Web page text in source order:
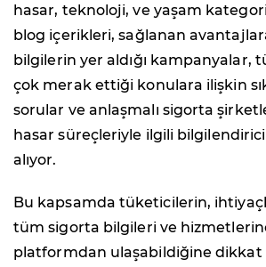
hasar, teknoloji, ve yaşam
blog içerikleri, sağlanan
bilgilerin yer aldığı kampanyalar,
çok merak ettiği konulara ilişkin
sorular ve anlaşmalı sigorta
hasar süreçleriyle ilgili
alıyor.
Bu kapsamda tüketicilerin,
tüm sigorta bilgileri ve
platformdan ulaşabildiğine dikkat